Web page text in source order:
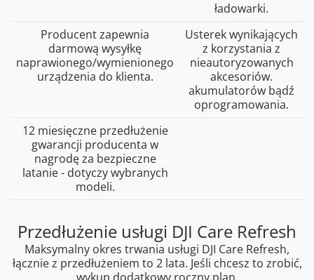
ładowarki.
Producent zapewnia
darmową wysyłkę
naprawionego/wymienionego
urządzenia do klienta.
Usterek wynikających
z korzystania z
nieautoryzowanych
akcesoriów.
akumulatorów bądź
oprogramowania.
12 miesięczne przedłużenie
gwarancji producenta w
nagrodę za bezpieczne
latanie - dotyczy wybranych
modeli.
Przedłużenie usługi DJI Care Refresh
Maksymalny okres trwania usługi DJI Care Refresh,
łącznie z przedłużeniem to 2 lata. Jeśli chcesz to zrobić,